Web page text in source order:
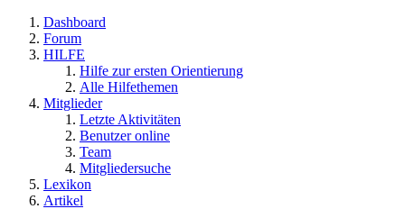
Dashboard
Forum
HILFE
Hilfe zur ersten Orientierung
Alle Hilfethemen
Mitglieder
Letzte Aktivitäten
Benutzer online
Team
Mitgliedersuche
Lexikon
Artikel